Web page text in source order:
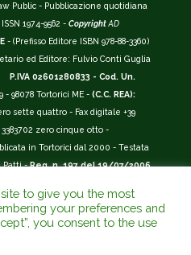
Public - Pubblicazione quotidiana
1974-9562 - Copyright AD
- (Prefisso Editore ISBN 978-88-3360)
ed Editore: Fulvio Conti Guglia
P.IVA 02601280833 - Cod. Un.
- 98078 Tortorici ME - (C.C. REA):
sette quattro - Fax digitale +39
3383702 zero cinque otto -
in Tortorici dal 2000 - Testata
Patti -Reg. n. 197 del 19/07/2006
ISSN 1974-9562
12 - (
to give you the most
your preferences and
you consent to the use